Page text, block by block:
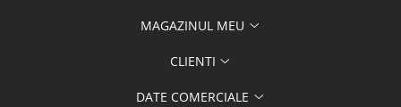
MAGAZINUL MEU
CLIENTI
DATE COMERCIALE